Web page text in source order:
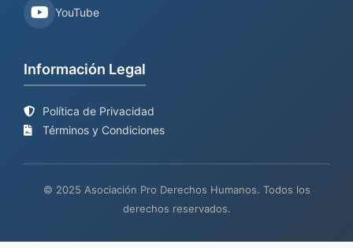
YouTube
Información Legal
Política de Privacidad
Términos y Condiciones
© 2025 Asociación Pro Derechos Humanos. Todos los
derechos reservados.